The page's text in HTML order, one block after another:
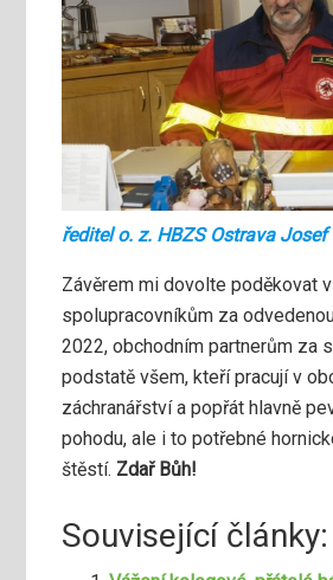
ředitel o. z. HBZS Ostrava Josef
Závěrem mi dovolte poděkovat
spolupracovníkům za
2022, obchodním partnerům za
podstatě všem, kteří pracují v
záchranářství a popřát hlavně
pohodu, ale i to potřebné
štěstí. Zdař Bůh!
Související články: